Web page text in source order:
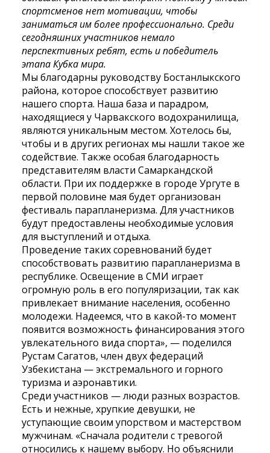
спортсменов нет мотивации, чтобы
заниматься им более профессионально. Среди
сегодняшних участников немало
перспективных ребят, есть и победитель
этапа Кубка мира.
Мы благодарны руководству Бостанлыкского
района, которое способствует развитию
нашего спорта. Наша база и парадром,
находящиеся у Чарвакского водохранилища,
являются уникальным местом. Хотелось бы,
чтобы и в других регионах мы нашли такое же
содействие. Также особая благодарность
представителям власти Самаркандской
области. При их поддержке в городе Ургуте в
первой половине мая будет организован
фестиваль парапланеризма. Для участников
будут предоставлены необходимые условия
для выступлений и отдыха.
Проведение таких соревнований будет
способствовать развитию парапланеризма в
республике. Освещение в СМИ играет
огромную роль в его популяризации, так как
привлекает внимание населения, особенно
молодежи. Надеемся, что в какой-то момент
появится возможность финансирования этого
увлекательного вида спорта», — поделился
Рустам Сагатов, член двух федераций
Узбекистана — экстремального и горного
туризма и аэронавтики.
Среди участников — люди разных возрастов.
Есть и нежные, хрупкие девушки, не
уступающие своим упорством и мастерством
мужчинам. «Сначала родители с тревогой
относились к нашему выбору. Но объяснили